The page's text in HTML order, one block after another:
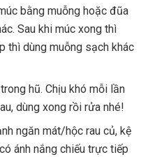
bằng muỗng hoặc đũa
Sau khi múc xong thì
thì dùng muỗng sạch khác
hũ. Chịu khó mỗi lần
dùng xong rồi rửa nhé!
ngăn mát/hộc rau củ, kệ
ánh nắng chiếu trực tiếp